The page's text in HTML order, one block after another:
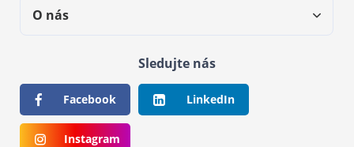
O nás
Sledujte nás
Facebook LinkedIn
Instagram